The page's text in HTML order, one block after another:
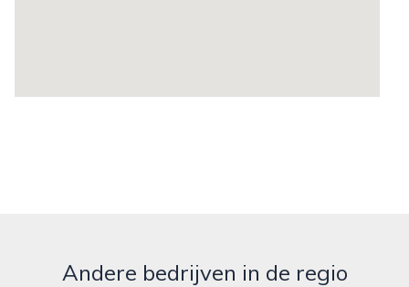
Andere bedrijven in de regio